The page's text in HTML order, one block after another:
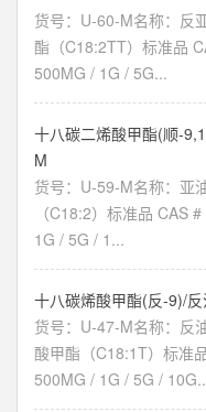
货号：U-60-M名称：反
酯（C18:2TT）标准品
500MG / 1G / 5G...
十八碳二烯酸甲酯(顺-
M
货号：U-59-M名称：亚
（C18:2）标准品 CAS
1G / 5G / 1...
十八碳烯酸甲酯(反-9)/
货号：U-47-M名称：反
酸甲酯（C18:1T）标准
500MG / 1G / 5G /